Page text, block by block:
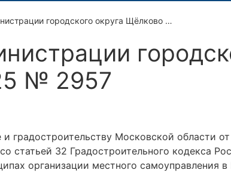
городского округа Щёлково …
№ 2957
градостроительству Московской области
статьей 32 Градостроительного кодекса
организации местного самоуправления